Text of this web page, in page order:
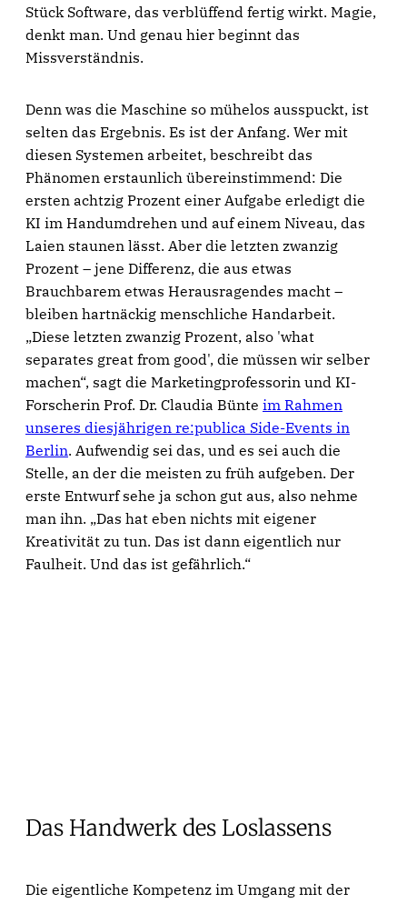
Stück Software, das verblüffend fertig wirkt. Magie,
denkt man. Und genau hier beginnt das
Missverständnis.
Denn was die Maschine so mühelos ausspuckt, ist
selten das Ergebnis. Es ist der Anfang. Wer mit
diesen Systemen arbeitet, beschreibt das
Phänomen erstaunlich übereinstimmend: Die
ersten achtzig Prozent einer Aufgabe erledigt die
KI im Handumdrehen und auf einem Niveau, das
Laien staunen lässt. Aber die letzten zwanzig
Prozent – jene Differenz, die aus etwas
Brauchbarem etwas Herausragendes macht –
bleiben hartnäckig menschliche Handarbeit.
„Diese letzten zwanzig Prozent, also 'what
separates great from good', die müssen wir selber
machen“, sagt die Marketingprofessorin und KI-
Forscherin Prof. Dr. Claudia Bünte im Rahmen
unseres diesjährigen re:publica Side-Events in
Berlin. Aufwendig sei das, und es sei auch die
Stelle, an der die meisten zu früh aufgeben. Der
erste Entwurf sehe ja schon gut aus, also nehme
man ihn. „Das hat eben nichts mit eigener
Kreativität zu tun. Das ist dann eigentlich nur
Faulheit. Und das ist gefährlich.“
Das Handwerk des Loslassens
Die eigentliche Kompetenz im Umgang mit der